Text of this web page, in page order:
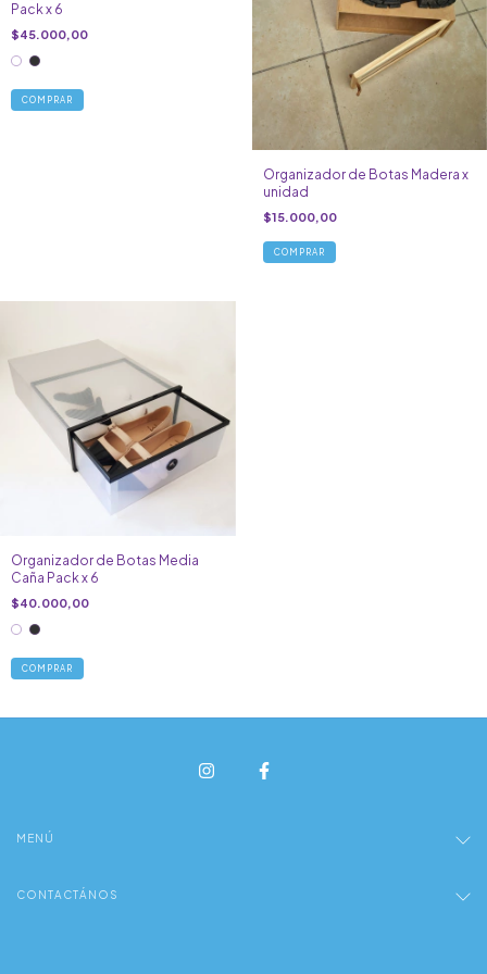
Pack x 6
$45.000,00
COMPRAR
Organizador de Botas Madera x
unidad
$15.000,00
COMPRAR
Organizador de Botas Media
Caña Pack x 6
$40.000,00
COMPRAR
MENÚ
CONTACTÁNOS